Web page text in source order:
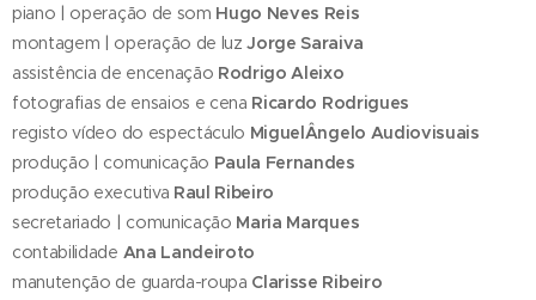
piano | operação de som Hugo Neves Reis
montagem | operação de luzJorge Saraiva
assistência de encenação Rodrigo Aleixo
fotografias de ensaios e cena Ricardo Rodrigues
registo vídeo do espectáculo MiguelÂngelo Audiovisuais
produção | comunicação Paula Fernandes
produção executiva Raul Ribeiro
secretariado | comunicação Maria Marques
contabilidade Ana Landeiroto
manutenção de guarda-roupa Clarisse Ribeiro